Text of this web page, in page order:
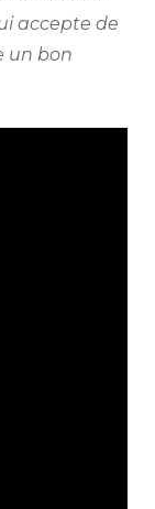
accepte de
un bon